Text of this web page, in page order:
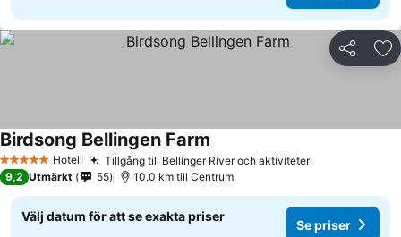
Dela
5 Stjärnor Hotell Tillgång till Bellinger River och aktiviteter
Birdsong Bellingen Farm
9,2 Utmärkt 55 10.0 km till Centrum
Välj datum för att se exakta priser
Se priser